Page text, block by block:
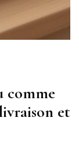
comme
et